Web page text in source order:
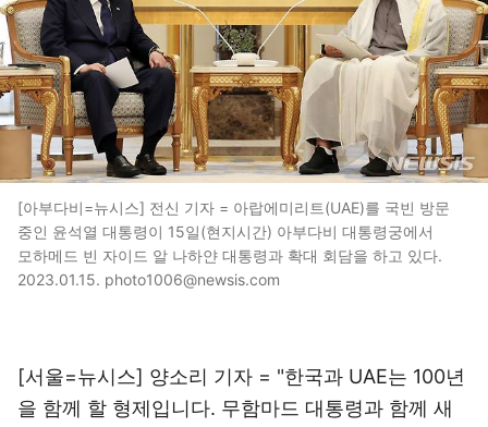
[아부다비=뉴시스] 전신 기자 = 아랍에미리트(UAE)를 국빈 방문
중인 윤석열 대통령이 15일(현지시간) 아부다비 대통령궁에서
모하메드 빈 자이드 알 나하얀 대통령과 확대 회담을 하고 있다.
2023.01.15. photo1006@newsis.com
[서울=뉴시스] 양소리 기자 = "한국과 UAE는 100년
을 함께 할 형제입니다. 무함마드 대통령과 함께 새